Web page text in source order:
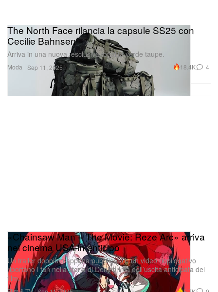
Moda
The North Face rilancia la capsule SS25 con
Cecilie Bahnsen
Arriva in una nuova, esclusiva tonalità verde taupe.
Sep 11, 2025 18.4K 4
«Chainsaw Man – The Movie: Reze Arc» arriva
nei cinema USA in anticipo
Un trailer doppiato appena pubblicato e un video riepilogativo
riportano i fan nella storia di Denji prima dell’uscita anticipata del
film.